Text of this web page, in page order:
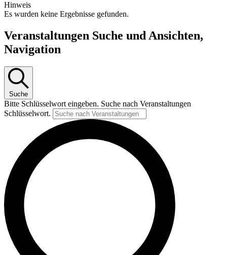
Hinweis
Es wurden keine Ergebnisse gefunden.
Veranstaltungen Suche und Ansichten,
Navigation
Suche
Bitte Schlüsselwort eingeben. Suche nach Veranstaltungen
Schlüsselwort.